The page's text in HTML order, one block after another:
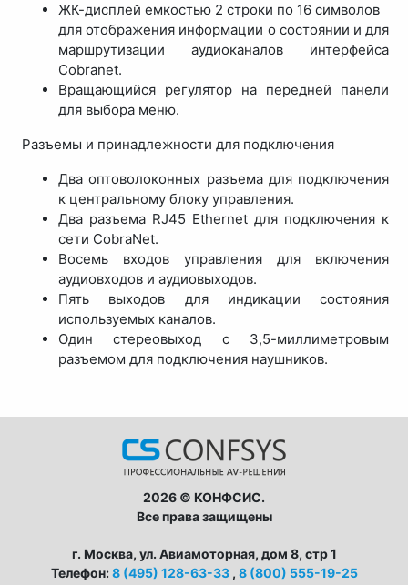
ЖК-дисплей емкостью 2 строки по 16 символов
для отображения информации о состоянии и для
маршрутизации аудиоканалов интерфейса
Cobranet.
Вращающийся регулятор на передней панели
для выбора меню.
Разъемы и принадлежности для подключения
Два оптоволоконных разъема для подключения
к центральному блоку управления.
Два разъема RJ45 Ethernet для подключения к
сети CobraNet.
Восемь входов управления для включения
аудиовходов и аудиовыходов.
Пять выходов для индикации состояния
используемых каналов.
Один стереовыход с 3,5-миллиметровым
разъемом для подключения наушников.
2026 © КОНФСИС.
Все права защищены
г. Москва, ул. Авиамоторная, дом 8, стр 1
Телефон:8 (495) 128-63-33 , 8 (800) 555-19-25